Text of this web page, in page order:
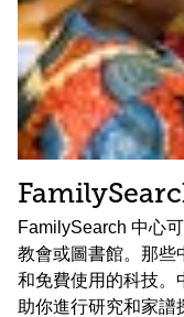
FamilySearch 中心
教會或圖書館。那些
和免費使用的科技。
助你進行研究和家譜